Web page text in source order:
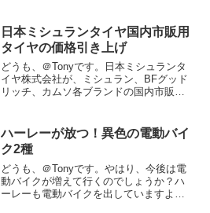
た。ナップス引用...
日本ミシュランタイヤ国内市販用
タイヤの価格引き上げ
どうも、＠Tonyです。日本ミシュランタ
イヤ株式会社が、ミシュラン、BFグッド
リッチ、カムソ各ブランドの国内市販用
おけるコスト削減に努めてきたが、昨今
のタイヤ原材料価格...
ハーレーが放つ！異色の電動バイ
ク2種
どうも、＠Tonyです。やはり、今後は電
動バイクが増えて行くのでしょうか？ハ
ーレーも電動バイクを出していますよ